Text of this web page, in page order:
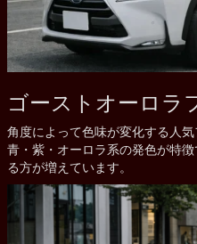
ゴーストオーロラ
角度によって色味が変化する人気
青・紫・オーロラ系の発色が特
る方が増えています。